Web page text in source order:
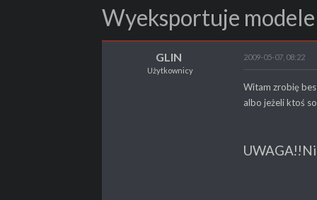
Wyeksportuje
GLIN
Użytkownicy
2009-05-07, 08:22
Witam zrobię
albo jeżeli ktoś
UWAGA!!